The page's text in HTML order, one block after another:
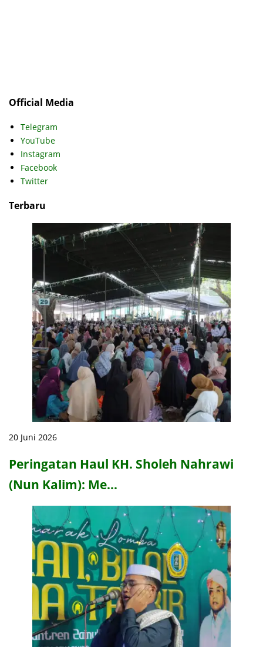
Official Media
Telegram
YouTube
Instagram
Facebook
Twitter
Terbaru
20 Juni 2026
Peringatan Haul KH. Sholeh Nahrawi
(Nun Kalim): Me…